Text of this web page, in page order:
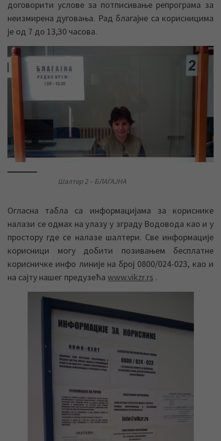
договорити услове за потписивање репрограма за
неизмирена дуговања. Рад благајне са корисницима
је од 7 до 13,30 часова.
Шалтер 2 – БЛАГАЈНА
Огласна табла са информацијама за кориснике
налази се одмах на улазу у зграду Водовода као и у
простору где се налазе шалтери. Све информације
корисници могу добити позивањем бесплатне
корисничке инфо линије на број 0800/024-023, као и
на сајту нашег предузећа www.vikzr.rs .